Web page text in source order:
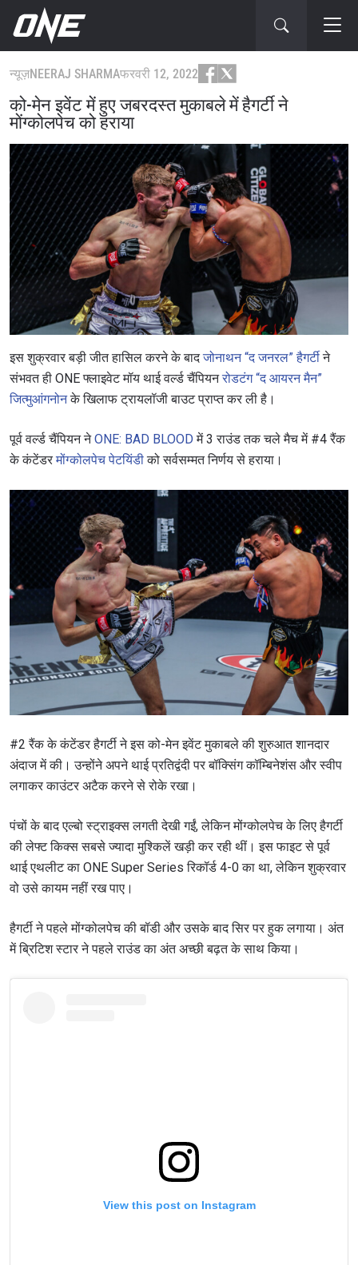
न्यूज़NEERAJ SHARMAफरवरी 12, 2022
को-मेन इवेंट में हुए जबरदस्त मुकाबले में हैगर्टी ने
मोंग्कोलपेच को हराया
इस शुक्रवार बड़ी जीत हासिल करने के बादजोनाथन “द जनरल” हैगर्टीने
संभवत ही ONE फ्लाइवेट मॉय थाई वर्ल्ड चैंपियनरोडटंग “द आयरन मैन”
जित्मुआंगनोनके खिलाफ ट्रायलॉजी बाउट प्राप्त कर ली है।
पूर्व वर्ल्ड चैंपियन नेONE: BAD BLOOD में 3 राउंड तक चले मैच में #4 रैंक
के कंटेंडरमोंग्कोलपेच पेटयिंडीको सर्वसम्मत निर्णय से हराया।
#2 रैंक के कंटेंडर हैगर्टी ने इस को-मेन इवेंट मुकाबले की शुरुआत शानदार
अंदाज में की। उन्होंने अपने थाई प्रतिद्वंदी पर बॉक्सिंग कॉम्बिनेशंस और स्वीप
लगाकर काउंटर अटैक करने से रोके रखा।
पंचों के बाद एल्बो स्ट्राइक्स लगती देखी गईं, लेकिन मोंग्कोलपेच के लिए हैगर्टी
की लेफ्ट किक्स सबसे ज्यादा मुश्किलें खड़ी कर रही थीं। इस फाइट से पूर्व
थाई एथलीट का ONE Super Series रिकॉर्ड 4-0 का था, लेकिन शुक्रवार
वो उसे कायम नहीं रख पाए।
हैगर्टी ने पहले मोंग्कोलपेच की बॉडी और उसके बाद सिर पर हुक लगाया। अंत
में ब्रिटिश स्टार ने पहले राउंड का अंत अच्छी बढ़त के साथ किया।
View this post on Instagram